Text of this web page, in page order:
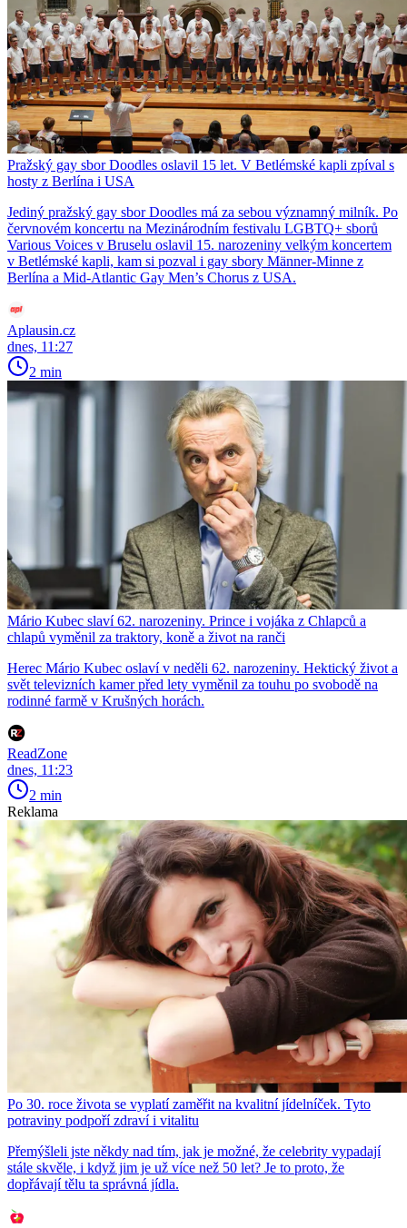
Pražský gay sbor Doodles oslavil 15 let. V Betlémské kapli zpíval s
hosty z Berlína i USA
Jediný pražský gay sbor Doodles má za sebou významný milník. Po
červnovém koncertu na Mezinárodním festivalu LGBTQ+ sborů
Various Voices v Bruselu oslavil 15. narozeniny velkým koncertem
v Betlémské kapli, kam si pozval i gay sbory Männer-Minne z
Berlína a Mid-Atlantic Gay Men’s Chorus z USA.
Aplausin.cz
dnes, 11:27
2 min
Mário Kubec slaví 62. narozeniny. Prince i vojáka z Chlapců a
chlapů vyměnil za traktory, koně a život na ranči
Herec Mário Kubec oslaví v neděli 62. narozeniny. Hektický život a
svět televizních kamer před lety vyměnil za touhu po svobodě na
rodinné farmě v Krušných horách.
ReadZone
dnes, 11:23
2 min
Reklama
Po 30. roce života se vyplatí zaměřit na kvalitní jídelníček. Tyto
potraviny podpoří zdraví i vitalitu
Přemýšleli jste někdy nad tím, jak je možné, že celebrity vypadají
stále skvěle, i když jim je už více než 50 let? Je to proto, že
dopřávají tělu ta správná jídla.